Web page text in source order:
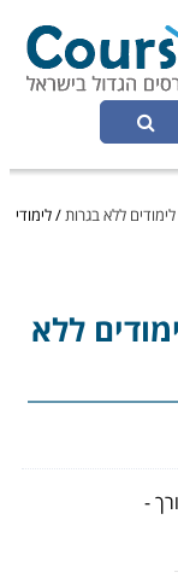
לימודים ללא בגרות/לימודי
ללא
-